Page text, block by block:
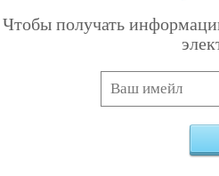
Упаковка для цветов
Чтобы получать